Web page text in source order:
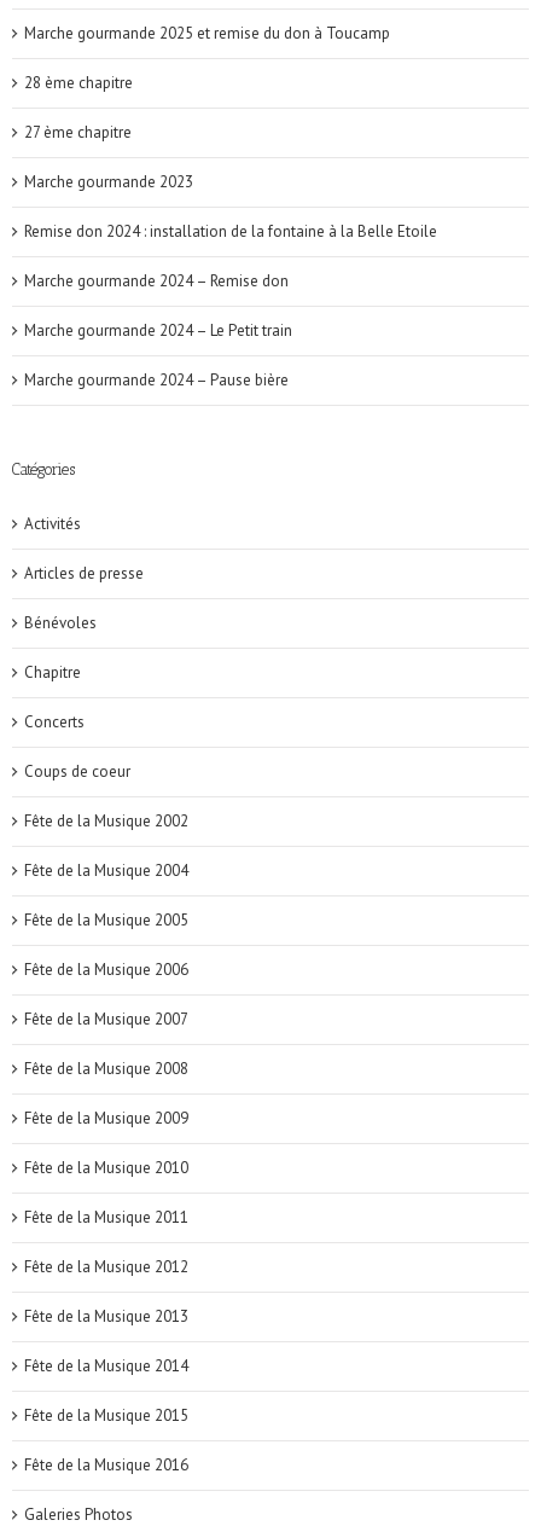
Marche gourmande 2025 et remise du don à Toucamp
28 ème chapitre
27 ème chapitre
Marche gourmande 2023
Remise don 2024 : installation de la fontaine à la Belle Etoile
Marche gourmande 2024 – Remise don
Marche gourmande 2024 – Le Petit train
Marche gourmande 2024 – Pause bière
Catégories
Activités
Articles de presse
Bénévoles
Chapitre
Concerts
Coups de coeur
Fête de la Musique 2002
Fête de la Musique 2004
Fête de la Musique 2005
Fête de la Musique 2006
Fête de la Musique 2007
Fête de la Musique 2008
Fête de la Musique 2009
Fête de la Musique 2010
Fête de la Musique 2011
Fête de la Musique 2012
Fête de la Musique 2013
Fête de la Musique 2014
Fête de la Musique 2015
Fête de la Musique 2016
Galeries Photos